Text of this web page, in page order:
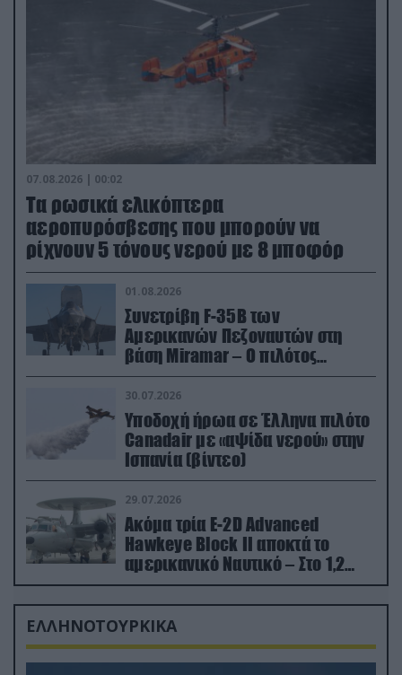
07.08.2026 | 00:02
Τα ρωσικά ελικόπτερα
αεροπυρόσβεσης που μπορούν να
ρίχνουν 5 τόνους νερού με 8 μποφόρ
01.08.2026
Συνετρίβη F-35B των
Αμερικανών Πεζοναυτών στη
βάση Miramar – Ο πιλότος
εκτινάχθηκε εγκαίρως
30.07.2026
Υποδοχή ήρωα σε Έλληνα πιλότο
Canadair με «αψίδα νερού» στην
Ισπανία (βίντεο)
29.07.2026
Ακόμα τρία E-2D Advanced
Hawkeye Block II αποκτά το
αμερικανικό Ναυτικό – Στο 1,2
δισ.δολάρια το κόστος
ΕΛΛΗΝΟΤΟΥΡΚΙΚΑ